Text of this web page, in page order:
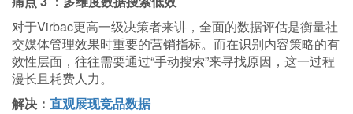
对于Virbac更高一级决策者来讲，全面的数据评估是衡量社
交媒体管理效果时重要的营销指标。而在识别内容策略的有
效性层面，往往需要通过“手动搜索”来寻找原因，这一过程
漫长且耗费人力。
解决： 直观展现竞品数据